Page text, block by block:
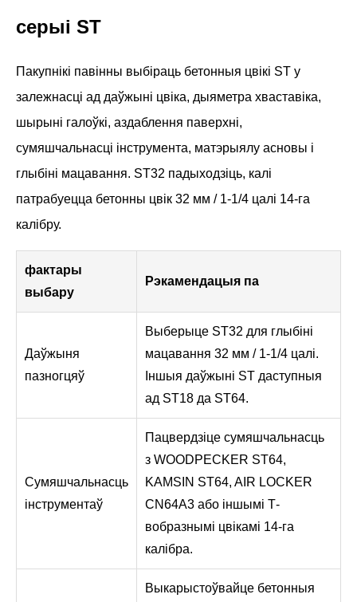
серыі ST
Пакупнікі павінны выбіраць бетонныя цвікі ST у
залежнасці ад даўжыні цвіка, дыяметра хваставіка,
шырыні галоўкі, аздаблення паверхні,
сумяшчальнасці інструмента, матэрыялу асновы і
глыбіні мацавання. ST32 падыходзіць, калі
патрабуецца бетонны цвік 32 мм / 1-1/4 цалі 14-га
калібру.
фактары
выбару
Рэкамендацыя па
Даўжыня
пазногцяў
Выберыце ST32 для глыбіні
мацавання 32 мм / 1-1/4 цалі.
Іншыя даўжыні ST даступныя
ад ST18 да ST64.
Сумяшчальнасць
інструментаў
Пацвердзіце сумяшчальнасць
з WOODPECKER ST64,
KAMSIN ST64, AIR LOCKER
CN64A3 або іншымі Т-
вобразнымі цвікамі 14-га
калібра.
Выкарыстоўвайце бетонныя